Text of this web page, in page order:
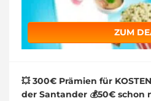
ZUM
💥 300€ Prämien für
der Santander 💰50€ schon